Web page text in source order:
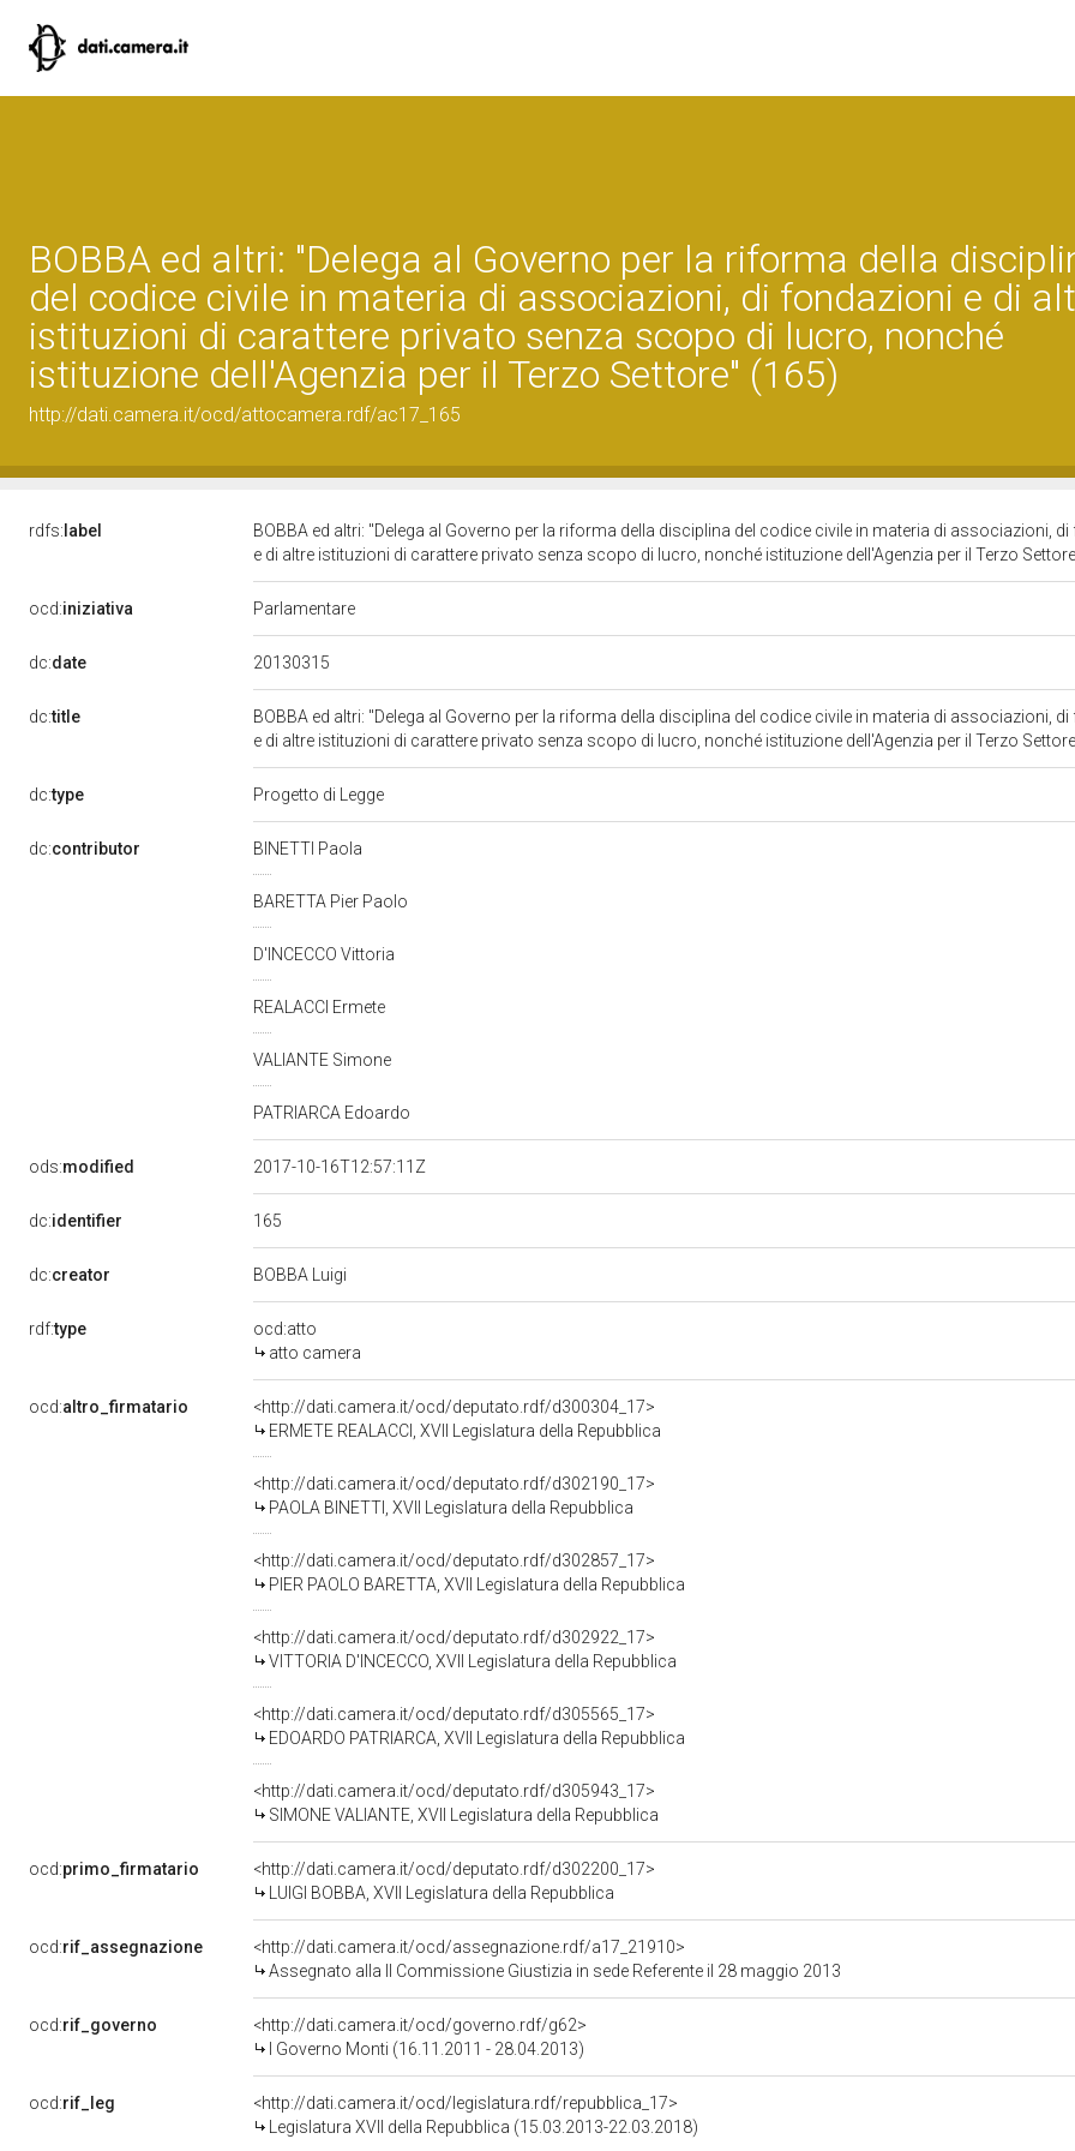
BOBBA ed altri: "Delega al Governo per la riforma della
del codice civile in materia di associazioni, di fondazioni e di
istituzioni di carattere privato senza scopo di lucro, nonché
istituzione dell'Agenzia per il Terzo Settore" (165)
http://dati.camera.it/ocd/attocamera.rdf/ac17_165
rdfs: label
BOBBA ed altri: "Delega al Governo per la riforma della disciplina del codice civile in materia di associazioni,
e di altre istituzioni di carattere privato senza scopo di lucro, nonché istituzione dell'Agenzia per il Terzo
ocd:iniziativa Parlamentare
dc:date 20130315
dc:title
BOBBA ed altri: "Delega al Governo per la riforma della disciplina del codice civile in materia di associazioni,
e di altre istituzioni di carattere privato senza scopo di lucro, nonché istituzione dell'Agenzia per il Terzo
dc:type Progetto di Legge
dc:contributor BINETTI Paola
BARETTA Pier Paolo
D'INCECCO Vittoria
REALACCI Ermete
VALIANTE Simone
PATRIARCA Edoardo
ods:modified 2017-10-16T12:57:11Z
dc:identifier 165
dc:creator BOBBA Luigi
rdf:type
ocd:atto
atto camera
ocd:altro_firmatario
<http://dati.camera.it/ocd/deputato.rdf/d300304_17>
ERMETE REALACCI, XVII Legislatura della Repubblica
<http://dati.camera.it/ocd/deputato.rdf/d302190_17>
PAOLA BINETTI, XVII Legislatura della Repubblica
<http://dati.camera.it/ocd/deputato.rdf/d302857_17>
PIER PAOLO BARETTA, XVII Legislatura della Repubblica
<http://dati.camera.it/ocd/deputato.rdf/d302922_17>
VITTORIA D'INCECCO, XVII Legislatura della Repubblica
<http://dati.camera.it/ocd/deputato.rdf/d305565_17>
EDOARDO PATRIARCA, XVII Legislatura della Repubblica
<http://dati.camera.it/ocd/deputato.rdf/d305943_17>
SIMONE VALIANTE, XVII Legislatura della Repubblica
ocd:primo_firmatario
<http://dati.camera.it/ocd/deputato.rdf/d302200_17>
LUIGI BOBBA, XVII Legislatura della Repubblica
ocd:rif_assegnazione
<http://dati.camera.it/ocd/assegnazione.rdf/a17_21910>
Assegnato alla II Commissione Giustizia in sede Referente il 28 maggio 2013
ocd:rif_governo
<http://dati.camera.it/ocd/governo.rdf/g62>
I Governo Monti (16.11.2011 - 28.04.2013)
ocd:rif_leg
<http://dati.camera.it/ocd/legislatura.rdf/repubblica_17>
Legislatura XVII della Repubblica (15.03.2013-22.03.2018)